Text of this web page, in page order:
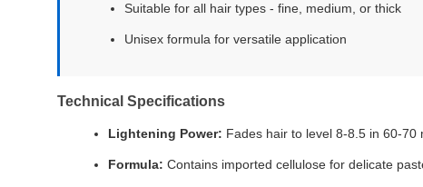
Suitable for all hair types - fine, medium, or thick
Unisex formula for versatile application
Technical Specifications
Lightening Power: Fades hair to level 8-8.5 in 60-70
Formula: Contains imported cellulose for delicate